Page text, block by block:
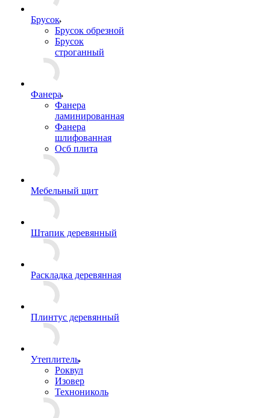
Брусок
Брусок обрезной
Брусок
строганный
Фанера
Фанера
ламинированная
Фанера
шлифованная
Осб плита
Мебельный щит
Штапик деревянный
Раскладка деревянная
Плинтус деревянный
Утеплитель
Роквул
Изовер
Технониколь